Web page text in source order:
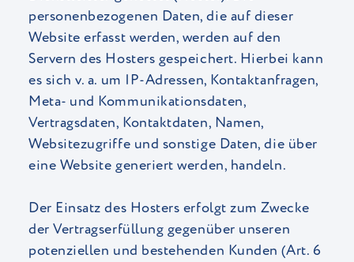
personenbezogenen Daten, die auf dieser
Website erfasst werden, werden auf den
Servern des Hosters gespeichert. Hierbei kann
es sich v. a. um IP-Adressen, Kontaktanfragen,
Meta- und Kommunikationsdaten,
Vertragsdaten, Kontaktdaten, Namen,
Websitezugriffe und sonstige Daten, die über
eine Website generiert werden, handeln.
Der Einsatz des Hosters erfolgt zum Zwecke
der Vertragserfüllung gegenüber unseren
potenziellen und bestehenden Kunden (Art. 6